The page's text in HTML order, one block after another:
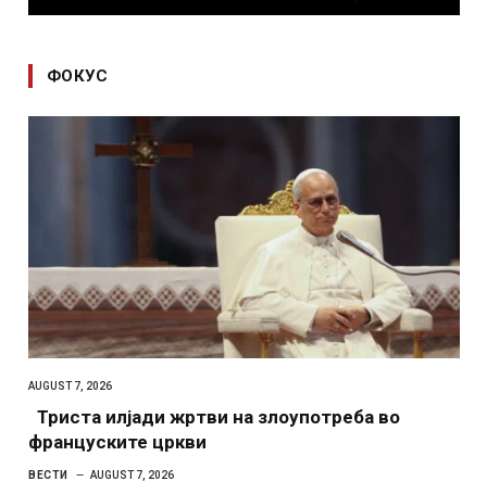
ФОКУС
AUGUST 7, 2026
Триста илјади жртви на злоупотреба во
француските цркви
ВЕСТИ AUGUST 7, 2026